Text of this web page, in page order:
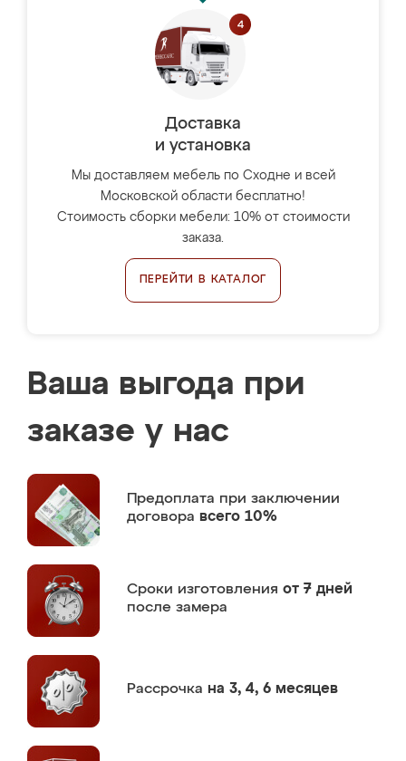
Доставка
и установка
Мы доставляем мебель по Сходне и всей
Московской области бесплатно!
Стоимость сборки мебели: 10% от стоимости
заказа.
ПЕРЕЙТИ В КАТАЛОГ
Ваша выгода при
заказе у нас
Предоплата при заключении
договора всего 10%
Сроки изготовления от 7 дней
после замера
Рассрочка на 3, 4, 6 месяцев